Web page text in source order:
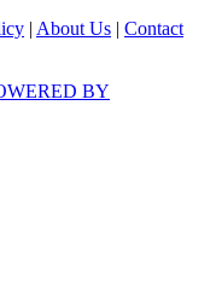
| About Us | Contact
BY